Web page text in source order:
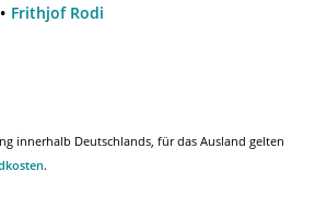
Frithjof Rodi
innerhalb Deutschlands, für das Ausland gelten
.